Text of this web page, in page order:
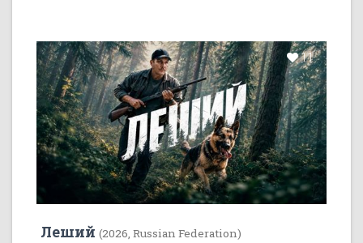
11
Леший (2026, Russian Federation)